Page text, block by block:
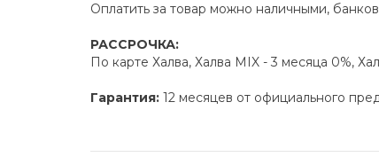
Оплатить за товар можно наличными,
РАССРОЧКА:
По карте Халва, Халва MIX - 3 месяца 0%,
Гарантия: 12 месяцев от официального